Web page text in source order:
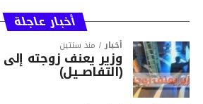
أخبار عاجلة
أخبار منذ سنتين
وزير يعنف زوجته
(التفاصــيل)